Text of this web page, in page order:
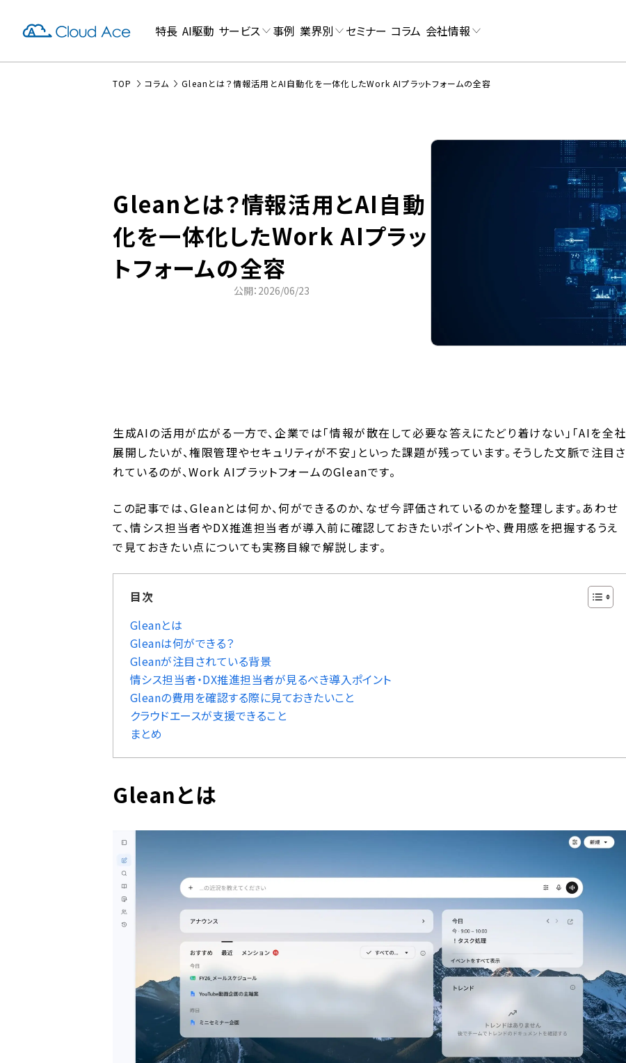
特長 AI駆動 サービス 事例 業界別 セミナー コラム 会社情報
TOP コラム Gleanとは？情報活用とAI自動化を一体化したWork AIプラットフォームの全容
Gleanとは？情報活用とAI自動
化を一体化したWork AIプラッ
トフォームの全容
公開：2026/06/23
生成AIの活用が広がる一方で、企業では「情報が散在して必要な答えにたどり着けない」「AIを全社
展開したいが、権限管理やセキュリティが不安」といった課題が残っています。そうした文脈で注目さ
れているのが、Work AIプラットフォームのGleanです。
この記事では、Gleanとは何か、何ができるのか、なぜ今評価されているのかを整理します。あわせ
て、情シス担当者やDX推進担当者が導入前に確認しておきたいポイントや、費用感を把握するうえ
で見ておきたい点についても実務目線で解説します。
目次
Gleanとは
Gleanは何ができる？
Gleanが注目されている背景
情シス担当者・DX推進担当者が見るべき導入ポイント
Gleanの費用を確認する際に見ておきたいこと
クラウドエースが支援できること
まとめ
Gleanとは